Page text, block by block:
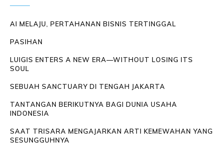
AI MELAJU, PERTAHANAN BISNIS TERTINGGAL
PASIHAN
LUIGIS ENTERS A NEW ERA—WITHOUT LOSING ITS
SOUL
SEBUAH SANCTUARY DI TENGAH JAKARTA
TANTANGAN BERIKUTNYA BAGI DUNIA USAHA
INDONESIA
SAAT TRISARA MENGAJARKAN ARTI KEMEWAHAN YANG
SESUNGGUHNYA